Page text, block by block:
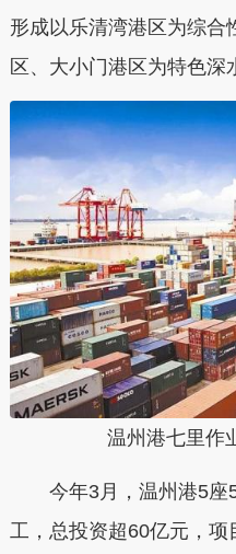
形成以乐清湾港区为综合
区、大小门港区为特色深
温州港七里作业
今年3月，温州港5座
工，总投资超60亿元，